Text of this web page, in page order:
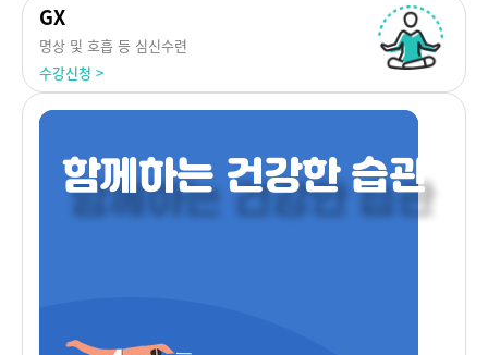
GX
명상 및 호흡 등 심신수련
수강신청 >
함께하는 건강한 습관